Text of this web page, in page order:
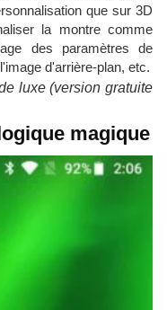
que sur 3D
la montre comme
des paramètres de
d'arrière-plan, etc.
luxe (version gratuite
magique